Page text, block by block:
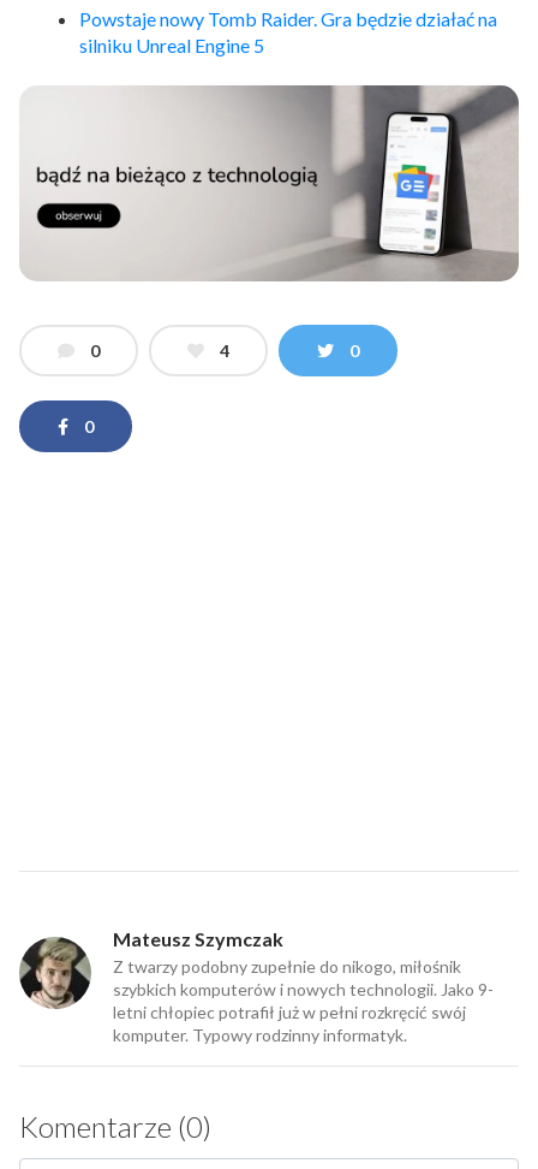
Powstaje nowy Tomb Raider. Gra będzie działać na
silniku Unreal Engine 5
0 4 0
0
Mateusz Szymczak
Z twarzy podobny zupełnie do nikogo, miłośnik
szybkich komputerów i nowych technologii. Jako 9-
letni chłopiec potrafił już w pełni rozkręcić swój
komputer. Typowy rodzinny informatyk.
Komentarze (0)